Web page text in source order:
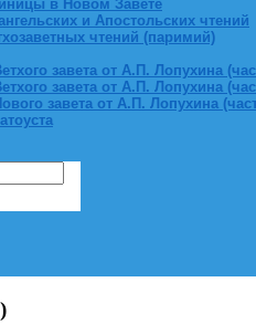
в Новом Завете
и Апостольских чтений
чтений (паримий)
завета от А.П. Лопухина
завета от А.П. Лопухина
завета от А.П. Лопухина